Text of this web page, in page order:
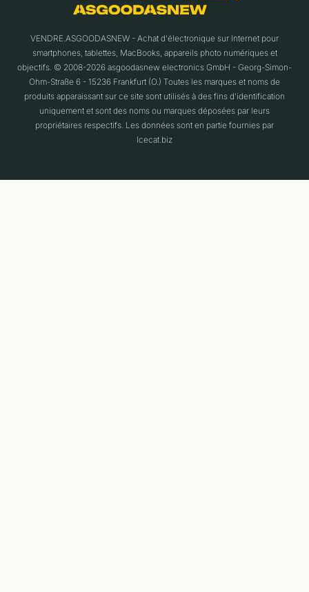
VENDRE.ASGOODASNEW - Achat d'électronique sur Internet pour
smartphones, tablettes, MacBooks, appareils photo numériques et
objectifs. © 2008-2026 asgoodasnew electronics GmbH - Georg-Simon-
Ohm-Straße 6 - 15236 Frankfurt (O.) Toutes les marques et noms de
produits apparaissant sur ce site sont utilisés à des fins d'identification
uniquement et sont des noms ou marques déposées par leurs
propriétaires respectifs. Les données sont en partie fournies par
Icecat.biz